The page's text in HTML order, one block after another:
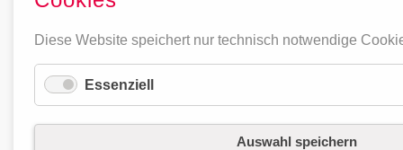
Diese Website speichert nur technisch notwendige
Essenziell
Auswahl speichern